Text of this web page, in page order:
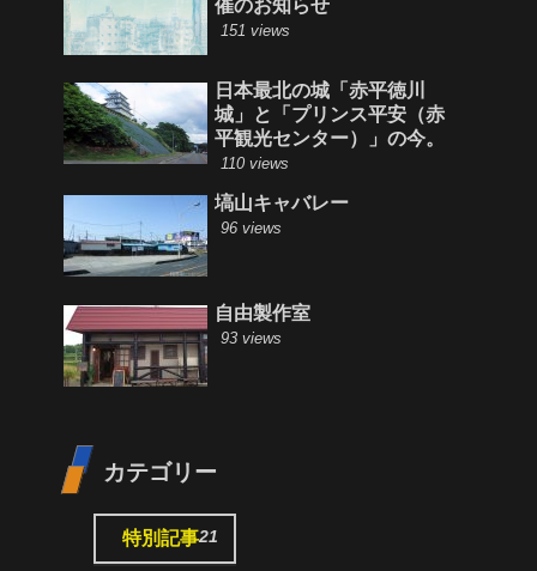
催のお知らせ
151 views
日本最北の城「赤平徳川
城」と「プリンス平安（赤
平観光センター）」の今。
110 views
塙山キャバレー
96 views
自由製作室
93 views
カテゴリー
特別記事21